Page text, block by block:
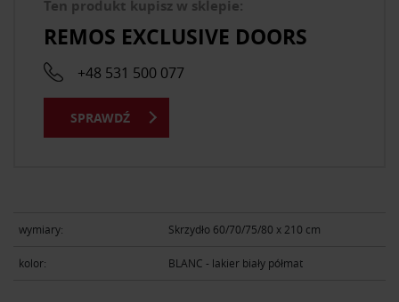
wymiary: Skrzydło 60/70/75/80 x 210 cm
kolor: BLANC - lakier biały półmat
Ten produkt kupisz w sklepie:
REMOS EXCLUSIVE DOORS
+48 531 500 077
SPRAWDŹ